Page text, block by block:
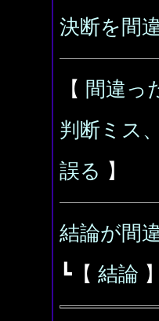
決断を間
【 間違っ
判断ミス
誤る 】
結論が間
┗【 結論 】